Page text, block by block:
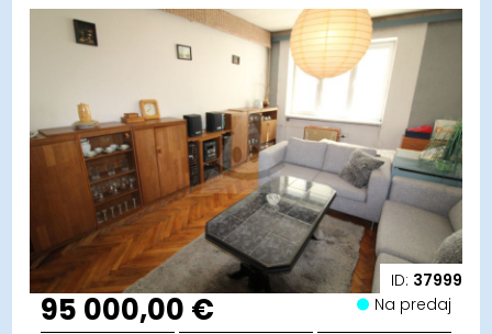
ID: 37999
95 000,00 € Na predaj